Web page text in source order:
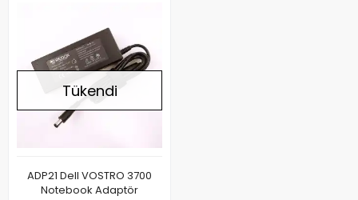
Tükendi
ADP21 Dell VOSTRO 3700
Notebook Adaptör